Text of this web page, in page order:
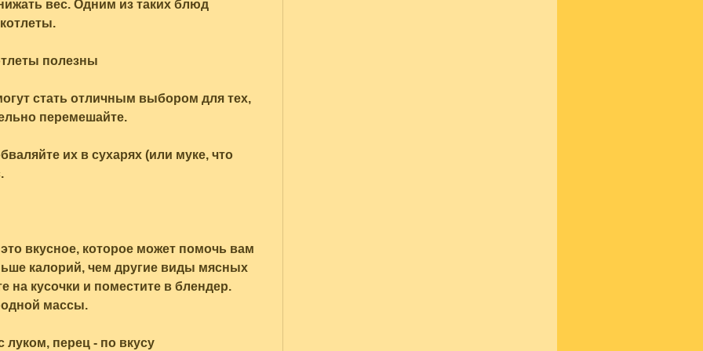
вес. Одним из таких блюд
полезны
стать отличным выбором для тех,
перемешайте.
их в сухарях (или муке, что
вкусное, которое может помочь вам
калорий, чем другие виды мясных
на кусочки и поместите в блендер.
массы.
перец - по вкусу